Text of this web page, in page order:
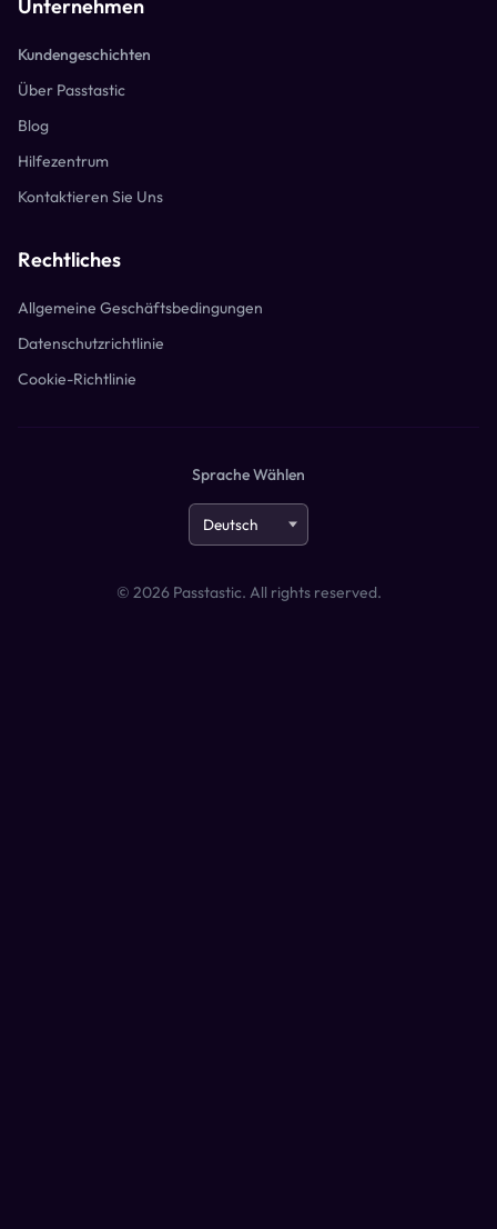
Unternehmen
Kundengeschichten
Über Passtastic
Blog
Hilfezentrum
Kontaktieren Sie Uns
Rechtliches
Allgemeine Geschäftsbedingungen
Datenschutzrichtlinie
Cookie-Richtlinie
Sprache Wählen
© 2026Passtastic. All rights reserved.